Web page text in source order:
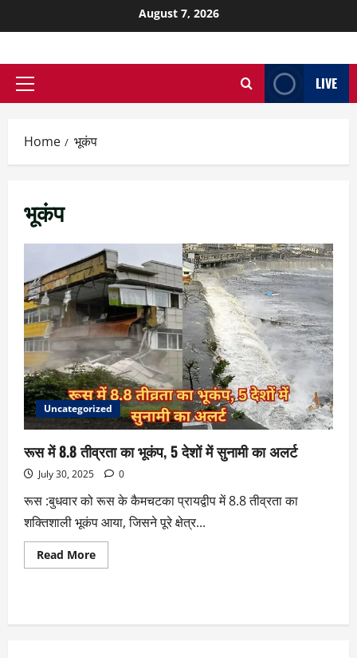
August 7, 2026
LIVE
Home भूकंप
भूकंप
Uncategorized
रूस में 8.8 तीव्रता का भूकंप, 5 देशों में सुनामी का अलर्ट
July 30, 2025 0
रूस :बुधवार को रूस के कैमचटका प्रायद्वीप में 8.8 तीव्रता का
शक्तिशाली भूकंप आया, जिसने पूरे क्षेत्र...
Read More